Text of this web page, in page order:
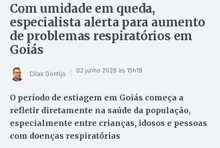
Com umidade em queda,
especialista alerta para aumento
de problemas respiratórios em
Goiás
Cilas Gontijo 02 junho 2026 às 15h18
O período de estiagem em Goiás começa a
refletir diretamente na saúde da população,
especialmente entre crianças, idosos e pessoas
com doenças respiratórias